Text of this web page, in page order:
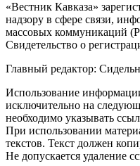
«Вестник Кавказа»
надзору в сфере связи,
массовых коммуникаций
Свидетельство о
Главный редактор:
Использование
исключительно на
необходимо указывать
При использовании
текстов. Текст должен
Не допускается удаление